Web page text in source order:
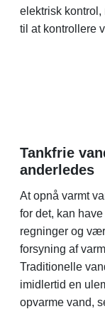
elektrisk
til at kontrollere
Tankfrie
anderledes
At opnå varmt
for det, kan
regninger og
forsyning af
Traditionelle
imidlertid en
opvarme vand,